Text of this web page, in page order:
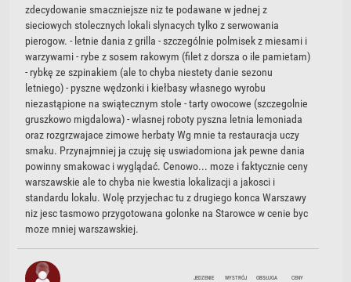
zdecydowanie smaczniejsze niz te podawane w jednej z
sieciowych stolecznych lokali slynacych tylko z serwowania
pierogow. - letnie dania z grilla - szczególnie polmisek z miesami i
warzywami - rybe z sosem rakowym (filet z dorsza o ile pamietam)
- rybkę ze szpinakiem (ale to chyba niestety danie sezonu
letniego) - pyszne wędzonki i kiełbasy własnego wyrobu
niezastąpione na swiątecznym stole - tarty owocowe (szczegolnie
gruszkowo migdalowa) - wlasnej roboty pyszna letnia lemoniada
oraz rozgrzwajace zimowe herbaty Wg mnie ta restauracja uczy
smaku. Przynajmniej ja czuję się uswiadomiona jak pewne dania
powinny smakowac i wyglądać. Cenowo... moze i faktycznie ceny
warszawskie ale to chyba nie kwestia lokalizacji a jakosci i
standardu lokalu. Wolę przyjechac tu z drugiego konca Warszawy
niz jesc tasmowo przygotowana golonke na Starowce w cenie byc
moze mniej warszawskiej.
JEDZENIE WYSTRÓJ OBSŁUGA CENY